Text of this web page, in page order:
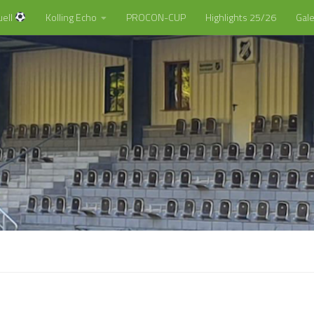
Kolling Echo PROCON-CUP Highlights 25/26